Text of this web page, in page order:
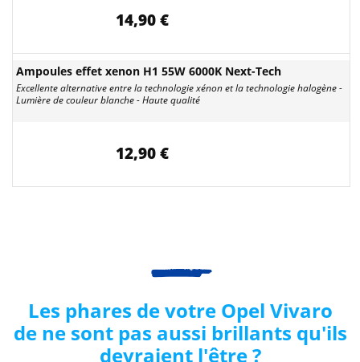
14,90 €
Ampoules effet xenon H1 55W 6000K Next-Tech
Excellente alternative entre la technologie xénon et la technologie halogène -
Lumière de couleur blanche - Haute qualité
12,90 €
Les phares de votre Opel Vivaro
dene sont pas aussi brillants qu'ils
devraient l'être ?